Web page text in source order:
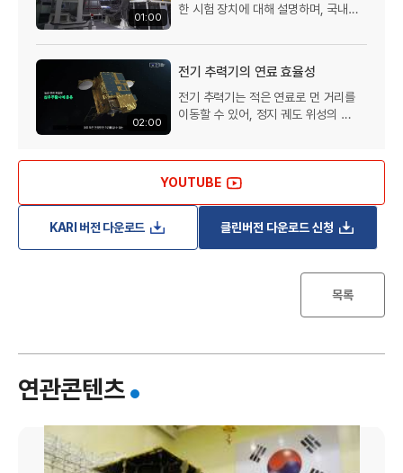
국
항
01:00
한 시험 장치에 대해 설명하며, 국내
을 강조합니다. 이 장치는 국내 최초로
능한 유일한 장비입니다.
02:00
전기 추력기의 연료 효율성
전기 추력기는 적은 연료로 먼 거리를
이동할 수 있어, 정지 궤도 위성의 연
YOUTUBE
KARI 버전 다운로드 클린버전 다운로드 신청
목록
연관콘텐츠